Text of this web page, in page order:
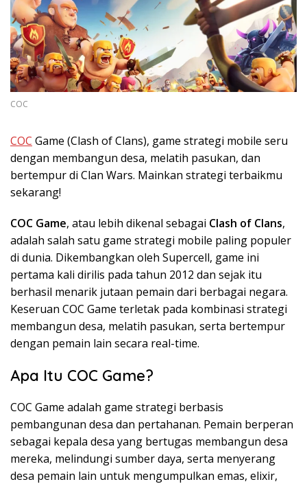
COC
COC Game (Clash of Clans), game strategi mobile seru
dengan membangun desa, melatih pasukan, dan
bertempur di Clan Wars. Mainkan strategi terbaikmu
sekarang!
COC Game, atau lebih dikenal sebagai Clash of Clans,
adalah salah satu game strategi mobile paling populer
di dunia. Dikembangkan oleh Supercell, game ini
pertama kali dirilis pada tahun 2012 dan sejak itu
berhasil menarik jutaan pemain dari berbagai negara.
Keseruan COC Game terletak pada kombinasi strategi
membangun desa, melatih pasukan, serta bertempur
dengan pemain lain secara real-time.
Apa Itu COC Game?
COC Game adalah game strategi berbasis
pembangunan desa dan pertahanan. Pemain berperan
sebagai kepala desa yang bertugas membangun desa
mereka, melindungi sumber daya, serta menyerang
desa pemain lain untuk mengumpulkan emas, elixir,